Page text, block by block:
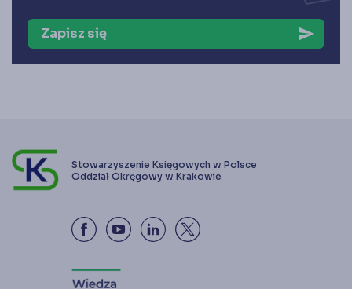
Zapisz się send
Stowarzyszenie Księgowych w Polsce
Oddział Okręgowy w Krakowie